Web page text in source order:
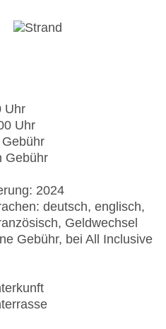
Uhr
Uhr
Gebühr
2024
deutsch, englisch,
Geldwechsel
Gebühr, bei All Inclusive